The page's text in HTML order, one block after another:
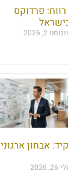
פרדוקס
2, 2026
אבחון ארגוני
2026